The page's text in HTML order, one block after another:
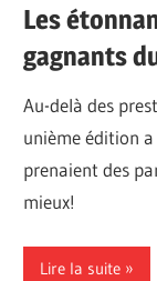
Les
gagnants
Au-delà des
unième édition
prenaient des
mieux!
Lire la suite